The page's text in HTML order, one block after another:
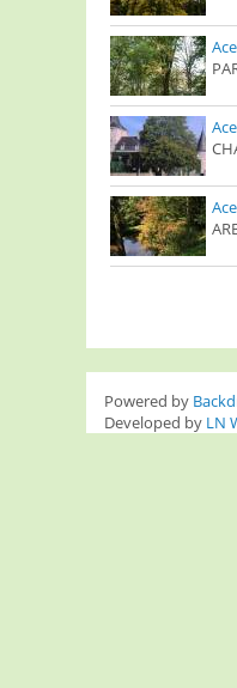
Powered by
Developed by LN